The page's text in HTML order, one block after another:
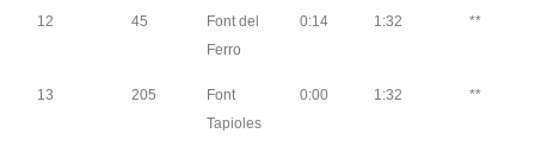
12 45
Font del
Ferro
0:14 1:32 **
13 205
Font
Tapioles
0:00 1:32 **